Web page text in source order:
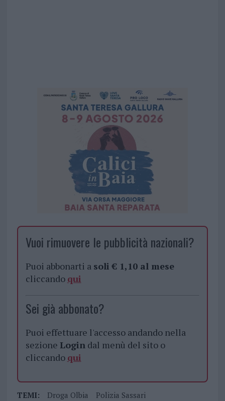
Vuoi rimuovere le pubblicità nazionali?
Puoi abbonarti a soli € 1,10 al mese
cliccando qui
Sei già abbonato?
Puoi effettuare l'accesso andando nella
sezione Logindal menù del sito o
cliccando qui
TEMI: Droga Olbia Polizia Sassari